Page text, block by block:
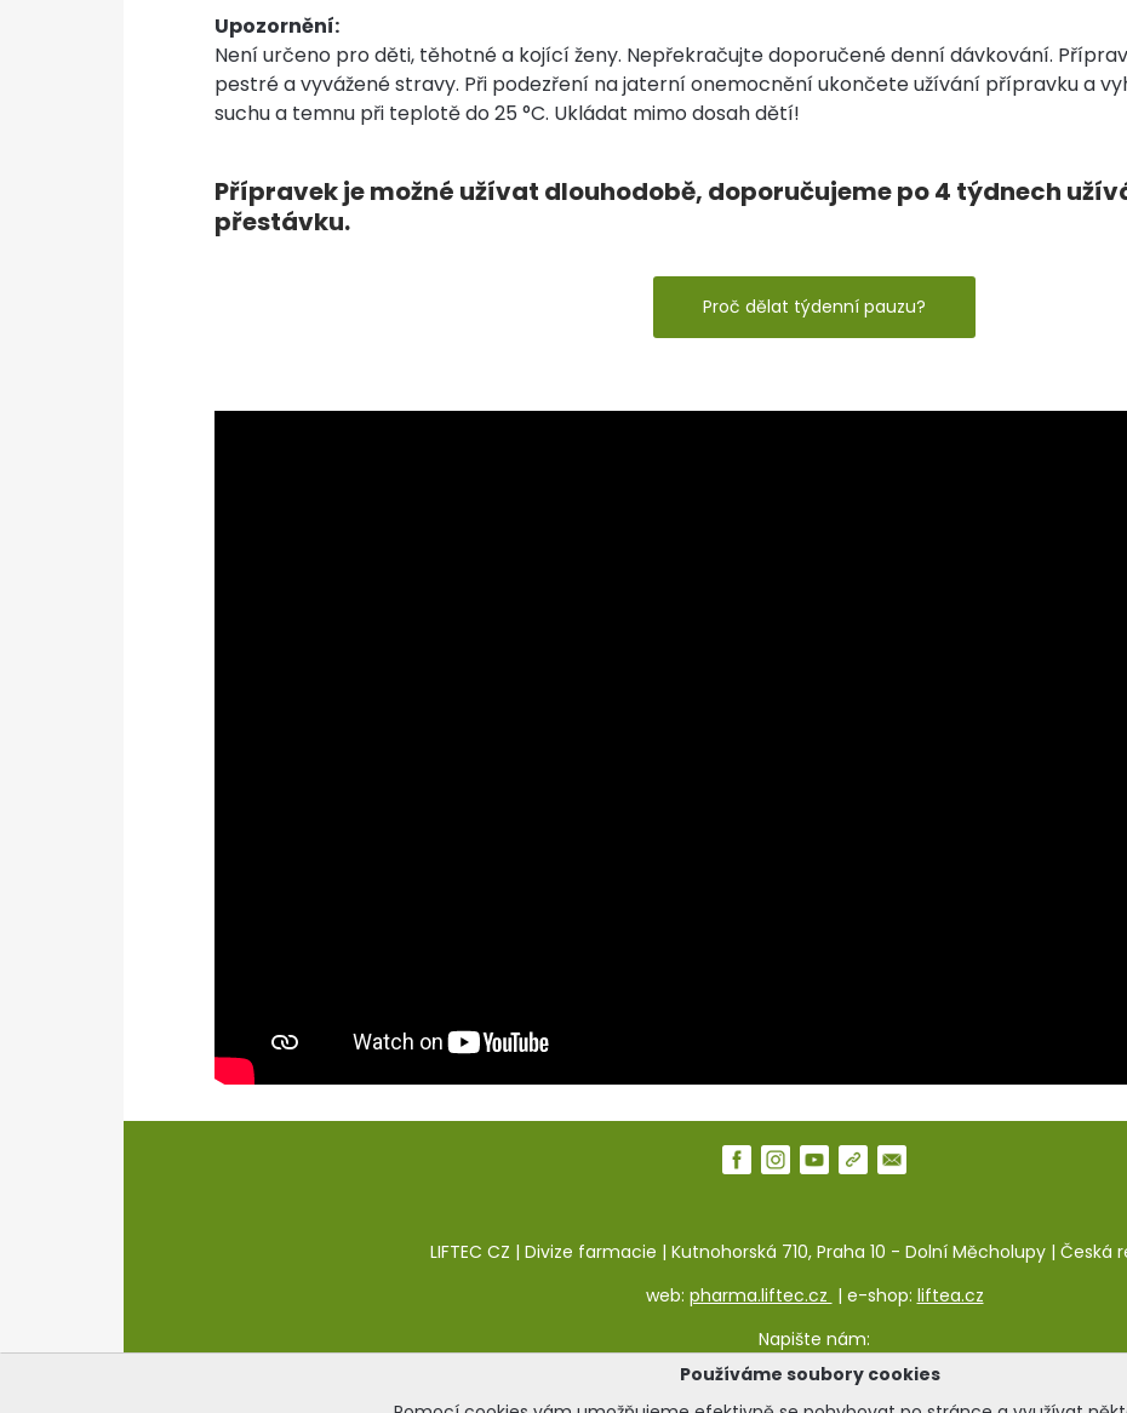
Používáme soubory cookies
Upozornění:
Není určeno pro děti, těhotné a kojící ženy. Nepřekračujte doporučené denní dávkování.
pestré a vyvážené stravy. Při podezření na jaterní onemocnění ukončete užívání přípravku a
suchu a temnu při teplotě do 25 °C. Ukládat mimo dosah dětí!
Přípravek je možné užívat dlouhodobě, doporučujeme po 4 týdnech
přestávku.
Proč dělat týdenní pauzu?
LIFTEC CZ | Divize farmacie | Kutnohorská 710, Praha 10 - Dolní Měcholupy | Česká
web: pharma.liftec.cz | e-shop: liftea.cz
Napište nám:
kontaktní formulář naleznete zde.